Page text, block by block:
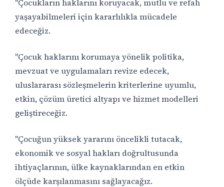
"Çocukların haklarını koruyacak, mutlu ve refah
yaşayabilmeleri için kararlılıkla mücadele
edeceğiz.
"Çocuk haklarını korumaya yönelik politika,
mevzuat ve uygulamaları revize edecek,
uluslararası sözleşmelerin kriterlerine uyumlu,
etkin, çözüm üretici altyapı ve hizmet modelleri
geliştireceğiz.
"Çocuğun yüksek yararını öncelikli tutacak,
ekonomik ve sosyal hakları doğrultusunda
ihtiyaçlarının, ülke kaynaklarından en etkin
ölçüde karşılanmasını sağlayacağız.